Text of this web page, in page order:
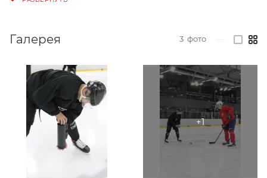
Вбрасывания случаются десятки раз за игру.
битву за шайбы, в которой одна команда
выигрывает, а другая проигрывает. Команды,
выигравшие больше выбрасываний, начинают
играть с владением шайбой. Владение шайбой —
ключевой компонент игры — без владения шайбой
вы не забьете гол. Другими словами, владение
шайбой выигрывает хоккейные матчи.
Галерея 3 фото